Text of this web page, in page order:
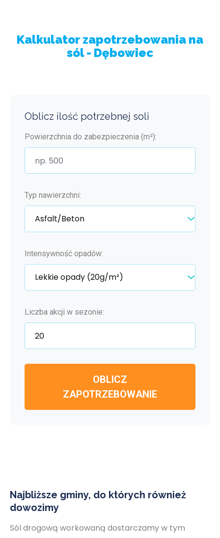
Kalkulator zapotrzebowania na
sól - Dębowiec
Oblicz ilość potrzebnej soli
Powierzchnia do zabezpieczenia (m²):
Typ nawierzchni:
Intensywność opadów:
Liczba akcji w sezonie:
OBLICZ
ZAPOTRZEBOWANIE
Najbliższe gminy, do których również
dowozimy
Sól drogową workowaną dostarczamy w tym